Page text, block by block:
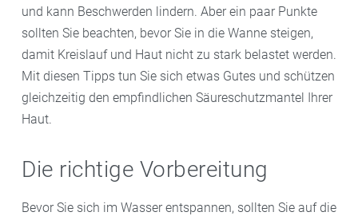
und kann Beschwerden lindern. Aber ein paar Punkte
sollten Sie beachten, bevor Sie in die Wanne steigen,
damit Kreislauf und Haut nicht zu stark belastet werden.
Mit diesen Tipps tun Sie sich etwas Gutes und schützen
gleichzeitig den empfindlichen Säureschutzmantel Ihrer
Haut.
Die richtige Vorbereitung
Bevor Sie sich im Wasser entspannen, sollten Sie auf die